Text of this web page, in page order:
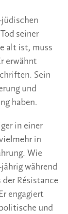
seiner
alt ist, muss
erwähnt
Sein
und
haben.
in einer
in
Wie
während
Résistance
engagiert
und